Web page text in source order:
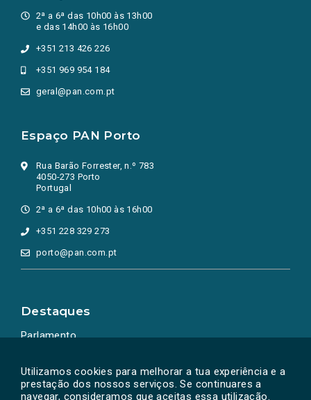
Utilizamos cookies para melhorar a tua experiência e a
prestação dos nossos serviços. Se continuares a
navegar, consideramos que aceitas essa utilização.
2ª a 6ª das 10h00 às 13h00
e das 14h00 às 16h00
+351 213 426 226
+351 969 954 184
geral@pan.com.pt
Espaço PAN Porto
Rua Barão Forrester, n.º 783
4050-273 Porto
Portugal
2ª a 6ª das 10h00 às 16h00
+351 228 329 273
porto@pan.com.pt
Destaques
Parlamento